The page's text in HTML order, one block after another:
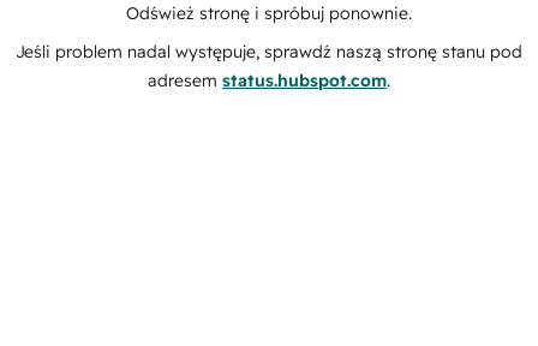
Odśwież stronę i spróbuj ponownie.
Jeśli problem nadal występuje, sprawdź naszą stronę stanu pod
adresem status.hubspot.com.